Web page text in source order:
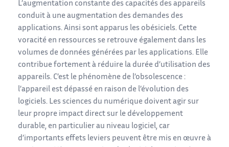
L’augmentation constante des capacités des appareils
conduit à une augmentation des demandes des
applications. Ainsi sont apparus les obésiciels. Cette
voracité en ressources se retrouve également dans les
volumes de données générées par les applications. Elle
contribue fortement à réduire la durée d’utilisation des
appareils. C’est le phénomène de l’obsolescence :
l’appareil est dépassé en raison de l’évolution des
logiciels. Les sciences du numérique doivent agir sur
leur propre impact direct sur le développement
durable, en particulier au niveau logiciel, car
d’importants effets leviers peuvent être mis en œuvre à